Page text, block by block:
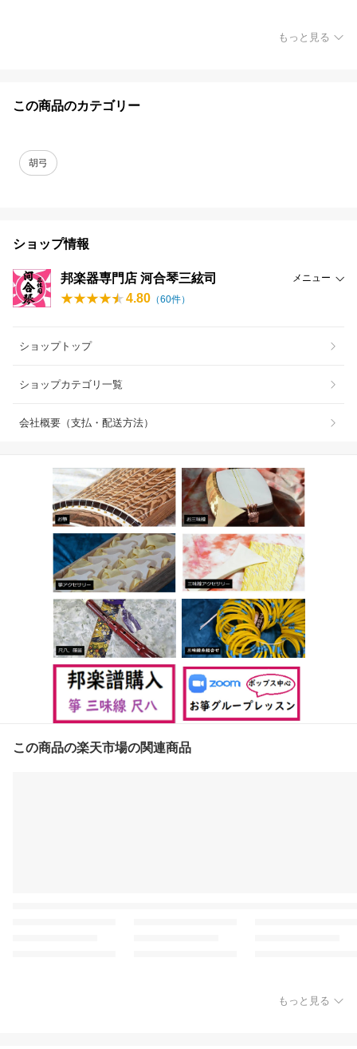
もっと見る
この商品のカテゴリー
胡弓
ショップ情報
邦楽器専門店 河合琴三絃司 メニュー
4.80 （60件）
ショップトップ
ショップカテゴリ一覧
会社概要（支払・配送方法）
この商品の楽天市場の関連商品
もっと見る